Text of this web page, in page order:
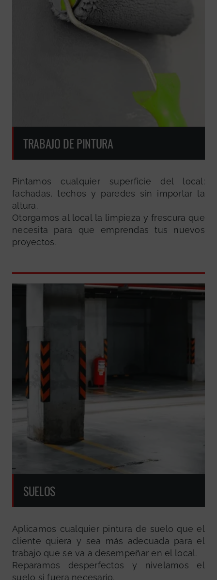
TRABAJO DE PINTURA
Pintamos cualquier superficie del local:
fachadas, techos y paredes sin importar la
altura.
Otorgamos al local la limpieza y frescura que
necesita para que emprendas tus nuevos
proyectos.
SUELOS
Aplicamos cualquier pintura de suelo que el
cliente quiera y sea más adecuada para el
trabajo que se va a desempeñar en el local.
Reparamos desperfectos y nivelamos el
suelo si fuera necesario.